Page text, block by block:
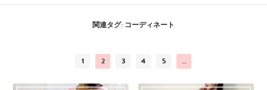
関連タグ: コーディネート
1 2 3 4 5 …